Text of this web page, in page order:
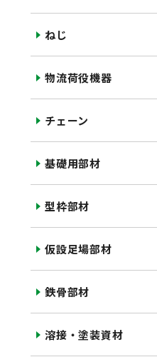
ねじ
物流荷役機器
チェーン
基礎用部材
型枠部材
仮設足場部材
鉄骨部材
溶接・塗装資材